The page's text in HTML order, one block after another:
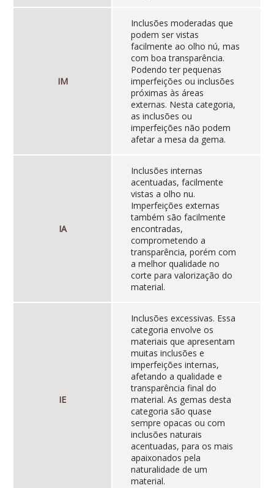
IM
Inclusões moderadas que
podem ser vistas
facilmente ao olho nú, mas
com boa transparência.
Podendo ter pequenas
imperfeições ou inclusões
próximas às áreas
externas. Nesta categoria,
as inclusões ou
imperfeições não podem
afetar a mesa da gema.
IA
Inclusões internas
acentuadas, facilmente
vistas a olho nu.
Imperfeições externas
também são facilmente
encontradas,
comprometendo a
transparência, porém com
a melhor qualidade no
corte para valorização do
material.
IE
Inclusões excessivas. Essa
categoria envolve os
materiais que apresentam
muitas inclusões e
imperfeições internas,
afetando a qualidade e
transparência final do
material. As gemas desta
categoria são quase
sempre opacas ou com
inclusões naturais
acentuadas, para os mais
apaixonados pela
naturalidade de um
material.